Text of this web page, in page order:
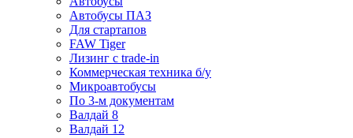
Автобусы ПАЗ
Для стартапов
FAW Tiger
Лизинг с trade-in
Коммерческая техника б/у
Микроавтобусы
По 3-м документам
Валдай 8
Валдай 12